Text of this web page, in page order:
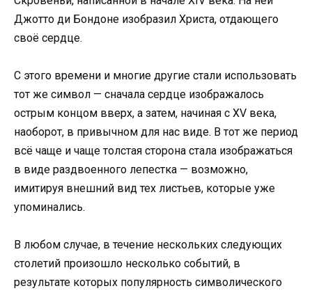
Джотто ди Бондоне изобразил Христа, отдающего
своё сердце.
С этого времени и многие другие стали использовать
тот же символ — сначала сердце изображалось
острым концом вверх, а затем, начиная с XV века,
наоборот, в привычном для нас виде. В тот же период
всё чаще и чаще толстая сторона стала изображаться
в виде раздвоенного лепестка — возможно,
имитируя внешний вид тех листьев, которые уже
упоминались.
В любом случае, в течение нескольких следующих
столетий произошло несколько событий, в
результате которых популярность символического